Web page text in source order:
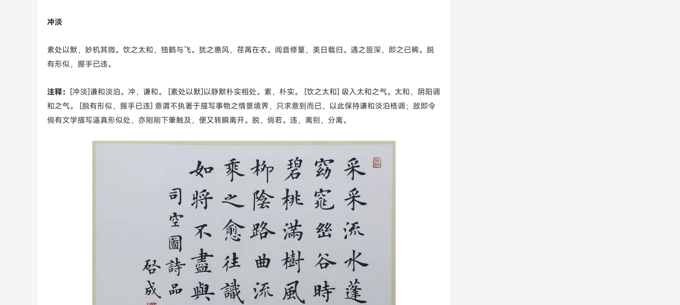
冲淡
素处以默，妙机其微。饮之太和，独鹤与飞。犹之惠风，荏苒在衣。阅音修篁，美日载归。遇之匪深，即之已稀。脱
有形似，握手已违。
注释： [冲淡]谦和淡泊。冲，谦和。 [素处以默]以静默朴实相处。素，朴实。 [饮之太和] 吸入太和之气。太和，阴阳调
和之气。 [脱有形似，握手已违] 意谓不执著于描写事物之情景境界，只求意到而已，以此保持谦和淡泊格调；故即令
倘有文学描写逼真形似处，亦刚刚下筆触及，便又转瞬离开。脱，倘若。违，离别，分离。